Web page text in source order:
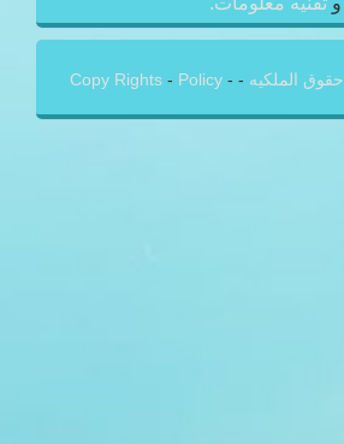
حقوق الملكيه -
Copy Rights - Policy -